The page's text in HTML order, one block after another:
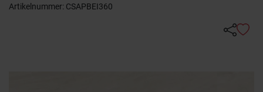
Artikelnummer: CSAPBEI360